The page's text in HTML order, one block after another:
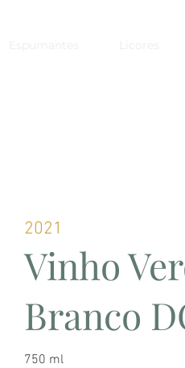
Espumantes Licores
2021
Vinho
Branco
750 ml